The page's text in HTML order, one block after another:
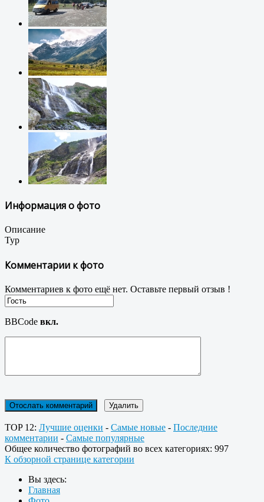
Информация о фото
Описание
Тур
Комментарии к фото
Комментариев к фото ещё нет. Оставьте первый отзыв !
BBCode вкл.
TOP 12: Лучшие оценки - Самые новые - Последние
комментарии - Самые популярные
Общее количество фотографий во всех категориях: 997
К обзорной странице категории
Вы здесь:
Главная